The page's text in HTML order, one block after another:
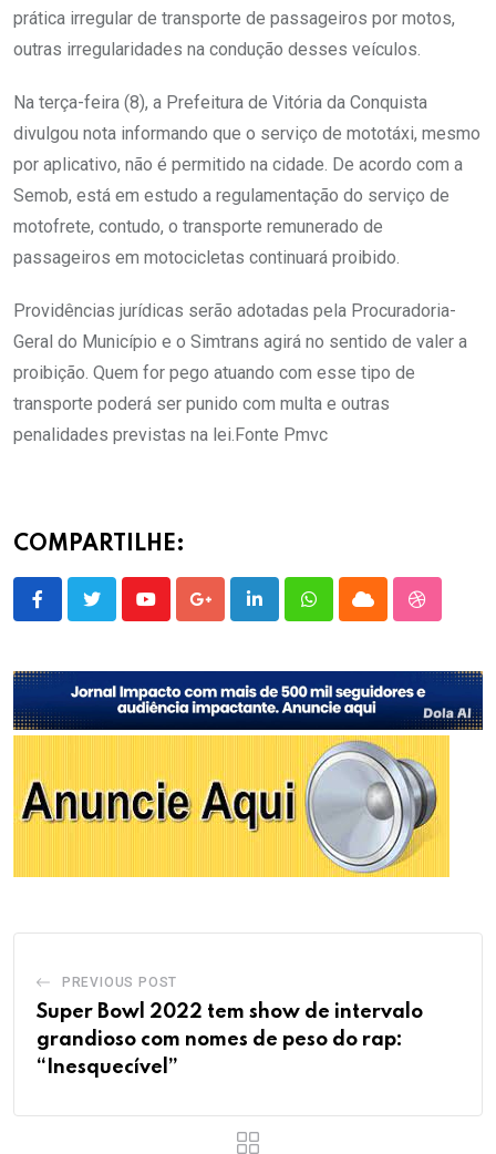
prática irregular de transporte de passageiros por motos,
outras irregularidades na condução desses veículos.
Na terça-feira (8), a Prefeitura de Vitória da Conquista
divulgou nota informando que o serviço de mototáxi, mesmo
por aplicativo, não é permitido na cidade. De acordo com a
Semob, está em estudo a regulamentação do serviço de
motofrete, contudo, o transporte remunerado de
passageiros em motocicletas continuará proibido.
Providências jurídicas serão adotadas pela Procuradoria-
Geral do Município e o Simtrans agirá no sentido de valer a
proibição. Quem for pego atuando com esse tipo de
transporte poderá ser punido com multa e outras
penalidades previstas na lei.Fonte Pmvc
COMPARTILHE:
YoutubeGoogle+LinkedInWhatsappCloud
PREVIOUS POST
Super Bowl 2022 tem show de intervalo
grandioso com nomes de peso do rap:
“Inesquecível”